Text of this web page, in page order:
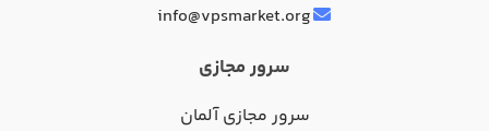
info@vpsmarket.org
سرور مجازی
سرور مجازی آلمان